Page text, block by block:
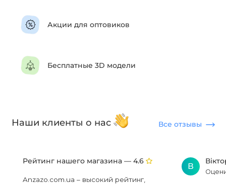
Акции для оптовиков
Бесплатные 3D модели
Наши клиенты о нас Все отзывы
Рейтинг нашего магазина — 4.6
Anzazo.com.ua – высокий рейтинг,
В